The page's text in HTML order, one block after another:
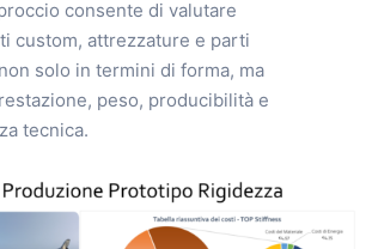
consente di valutare
custom, attrezzature e parti
solo in termini di forma, ma
peso, producibilità e
tecnica.